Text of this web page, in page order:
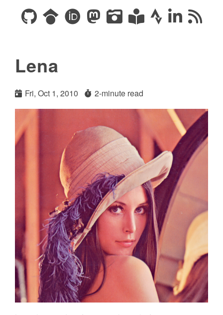
Lena
Fri, Oct 1, 2010 2-minute read